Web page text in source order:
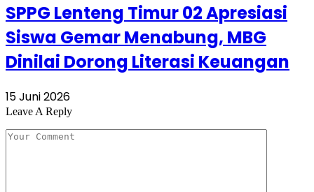
SPPG Lenteng Timur 02 Apresiasi
Siswa Gemar Menabung, MBG
Dinilai Dorong Literasi Keuangan
15 Juni 2026
Leave A Reply